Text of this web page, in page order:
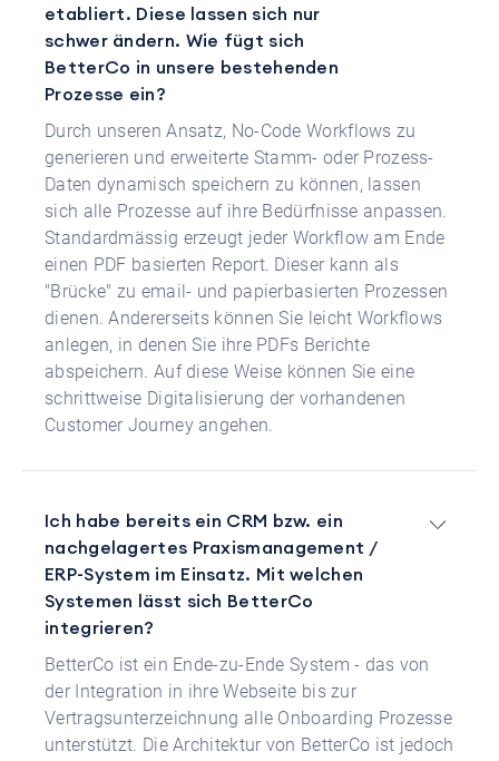
etabliert. Diese lassen sich nur
schwer ändern. Wie fügt sich
BetterCo in unsere bestehenden
Prozesse ein?
Durch unseren Ansatz, No-Code Workflows zu
generieren und erweiterte Stamm- oder Prozess-
Daten dynamisch speichern zu können, lassen
sich alle Prozesse auf ihre Bedürfnisse anpassen.
Standardmässig erzeugt jeder Workflow am Ende
einen PDF basierten Report. Dieser kann als
"Brücke" zu email- und papierbasierten Prozessen
dienen. Andererseits können Sie leicht Workflows
anlegen, in denen Sie ihre PDFs Berichte
abspeichern. Auf diese Weise können Sie eine
schrittweise Digitalisierung der vorhandenen
Customer Journey angehen.
Ich habe bereits ein CRM bzw. ein
nachgelagertes Praxismanagement /
ERP-System im Einsatz. Mit welchen
Systemen lässt sich BetterCo
integrieren?
BetterCo ist ein Ende-zu-Ende System - das von
der Integration in ihre Webseite bis zur
Vertragsunterzeichnung alle Onboarding Prozesse
unterstützt. Die Architektur von BetterCo ist jedoch